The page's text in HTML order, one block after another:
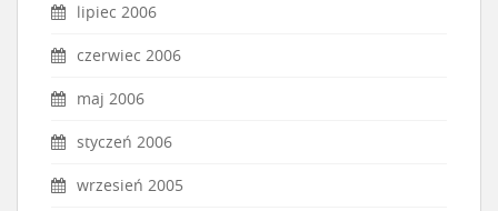
lipiec 2006
czerwiec 2006
maj 2006
styczeń 2006
wrzesień 2005